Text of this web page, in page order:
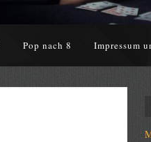
Pop nach 8 Impressum